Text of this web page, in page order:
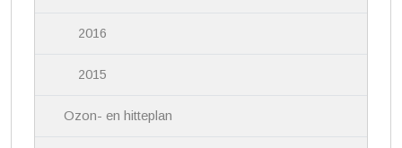
2016
2015
Ozon- en hitteplan